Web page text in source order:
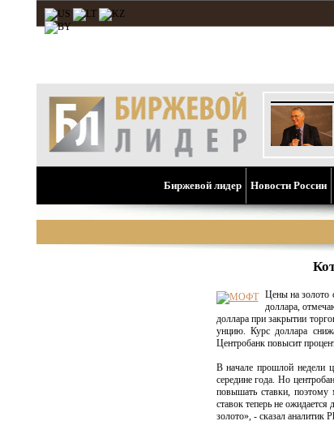
Биржевой лидер Новости России
Цены на золото
доллара,
доллара при закрытии
унцию. Курс доллара
Центробанк повысит
В начале прошлой недели
середине года. Но
повышать ставки,
ставок теперь не
золото», - сказал аналитик